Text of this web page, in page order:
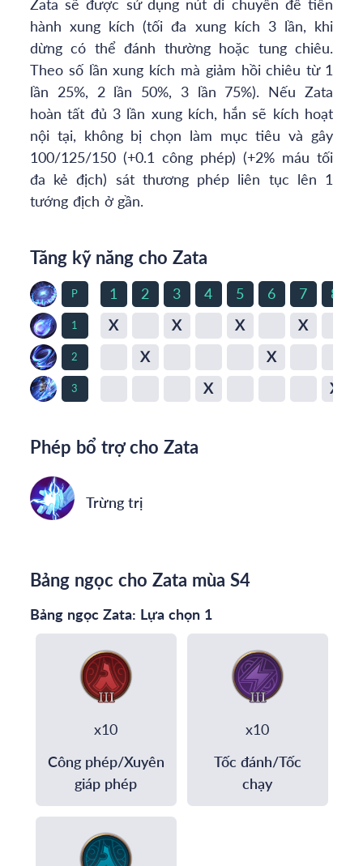
Zata sẽ được sử dụng nút di chuyển để tiến
hành xung kích (tối đa xung kích 3 lần, khi
dừng có thể đánh thường hoặc tung chiêu.
Theo số lần xung kích mà giảm hồi chiêu từ 1
lần 25%, 2 lần 50%, 3 lần 75%). Nếu Zata
hoàn tất đủ 3 lần xung kích, hắn sẽ kích hoạt
nội tại, không bị chọn làm mục tiêu và gây
100/125/150 (+0.1 công phép) (+2% máu tối
đa kẻ địch) sát thương phép liên tục lên 1
tướng địch ở gần.
Tăng kỹ năng cho Zata
P 1 2 3 4 5 6 7 8
1 X X X X
2 X X
3 X X
Phép bổ trợ cho Zata
Trừng trị
Bảng ngọc cho Zata mùa S4
Bảng ngọc Zata: Lựa chọn 1
x10
Công phép/Xuyên
giáp phép
x10
Tốc đánh/Tốc
chạy